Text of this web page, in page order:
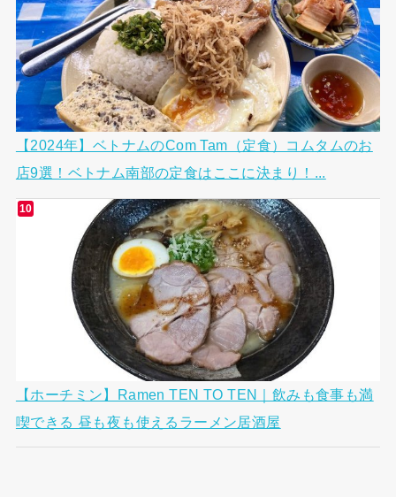
【2024年】ベトナムのCom Tam（定食）コムタムのお
店9選！ベトナム南部の定食はここに決まり！...
【ホーチミン】Ramen TEN TO TEN｜飲みも食事も満
喫できる 昼も夜も使えるラーメン居酒屋